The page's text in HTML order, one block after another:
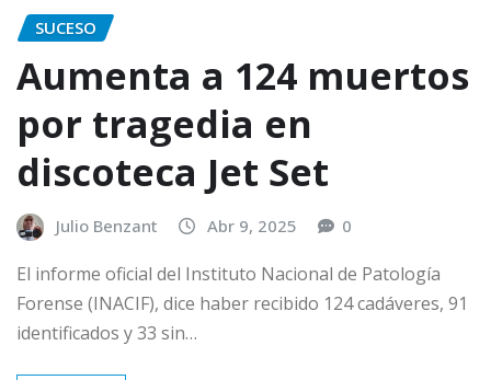
SUCESO
Aumenta a 124 muertos
por tragedia en
discoteca Jet Set
Julio Benzant Abr 9, 2025 0
El informe oficial del Instituto Nacional de Patología
Forense (INACIF), dice haber recibido 124 cadáveres, 91
identificados y 33 sin…